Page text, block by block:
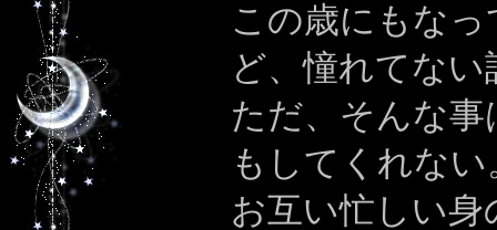
この歳にもな
ど、憧れてな
ただ、そんな
もしてくれない
お互い忙しい